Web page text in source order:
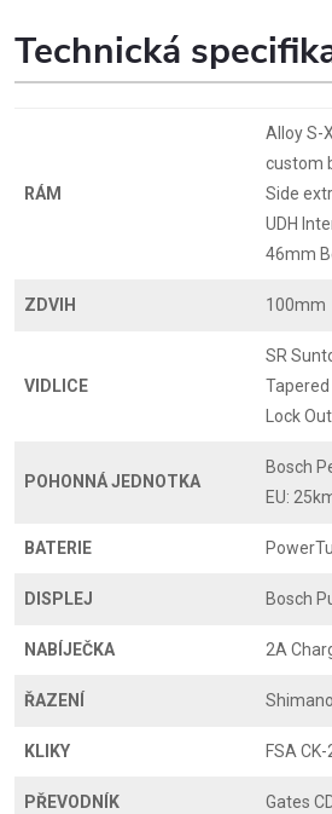
Technická
RÁM
Alloy S-
custom
Side
UDH
46mm
ZDVIH 100mm
VIDLICE
SR
Lock
POHONNÁ JEDNOTKA
Bosch
EU:
BATERIE
DISPLEJ Bosch
NABÍJEČKA 2A
ŘAZENÍ
KLIKY FSA
PŘEVODNÍK Gates